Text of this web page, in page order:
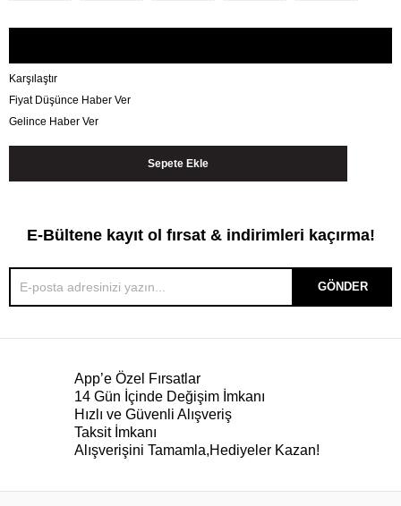
Karşılaştır
Fiyat Düşünce Haber Ver
Gelince Haber Ver
E-Bültene kayıt ol fırsat & indirimleri kaçırma!
GÖNDER
App’e Özel Fırsatlar
14 Gün İçinde Değişim İmkanı
Hızlı ve Güvenli Alışveriş
Taksit İmkanı
Alışverişini Tamamla,Hediyeler Kazan!